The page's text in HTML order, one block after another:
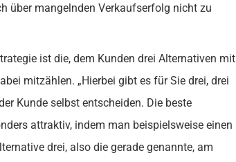
über mangelnden Verkaufserfolg nicht zu
ist die, dem Kunden drei Alternativen mit
mitzählen. „Hierbei gibt es für Sie drei, drei
Kunde selbst entscheiden. Die beste
attraktiv, indem man beispielsweise einen
drei, also die gerade genannte, am